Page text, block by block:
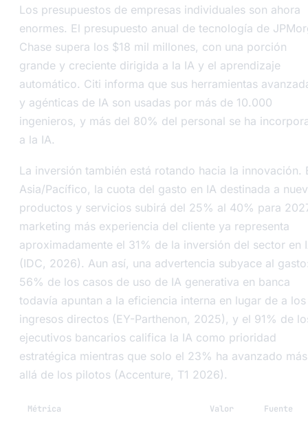
Los presupuestos de empresas individuales son ahora
enormes. El presupuesto anual de tecnología de
Chase supera los $18 mil millones, con una porción
grande y creciente dirigida a la IA y el aprendizaje
automático. Citi informa que sus herramientas
y agénticas de IA son usadas por más de 10.000
ingenieros, y más del 80% del personal se ha
a la IA.
La inversión también está rotando hacia la innovación.
Asia/Pacífico, la cuota del gasto en IA destinada a
productos y servicios subirá del 25% al 40% para
marketing más experiencia del cliente ya representa
aproximadamente el 31% de la inversión del sector en
(IDC, 2026). Aun así, una advertencia subyace al
56% de los casos de uso de IA generativa en banca
todavía apuntan a la eficiencia interna en lugar de a los
ingresos directos (EY-Parthenon, 2025), y el 91% de
ejecutivos bancarios califica la IA como prioridad
estratégica mientras que solo el 23% ha avanzado más
allá de los pilotos (Accenture, T1 2026).
Métrica Valor Fuente